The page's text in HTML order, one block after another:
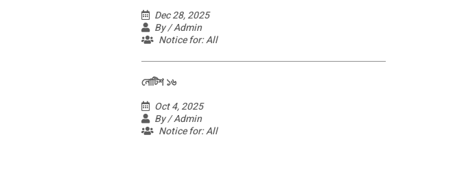
Dec 28, 2025
By / Admin
Notice for: All
নোটিশ ১৬
Oct 4, 2025
By / Admin
Notice for: All